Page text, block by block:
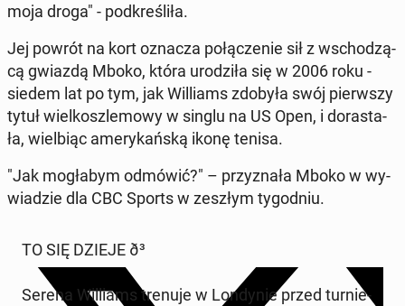
moja droga" - pod­kre­śli­ła.
Jej powrót na kort oznacza po­łą­cze­nie sił z wscho­dzą­
cą gwiazdą Mboko, która uro­dzi­ła się w 2006 roku -
siedem lat po tym, jak Wil­liams zdobyła swój pierw­szy
tytuł wiel­kosz­le­mo­wy w singlu na US Open, i do­ra­sta­
ła, wiel­biąc ame­ry­kań­ską ikonę tenisa.
"Jak mo­gła­bym odmówić?" – przy­zna­ła Mboko w wy­
wia­dzie dla CBC Sports w zeszłym ty­go­dniu.
TO SIĘ DZIEJE ð³
Serena Wil­liams trenuje w Lon­dy­nie przed tur­nie­